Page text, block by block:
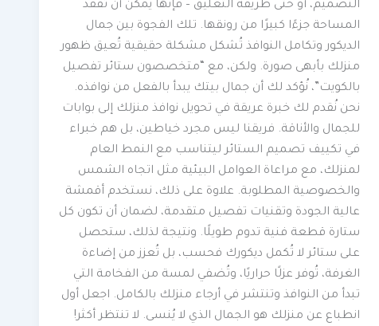
التصميم، أو حتى طريقة التعليق – فإنها يمكن أن تُفقد
المساحة جزءًا كبيرًا من رونقها. تلك الفجوة بين جمال
الديكور وتكامل النوافذ تُشكل مشكلة حقيقية تُعيق ظهور
منزلك بأبهى صورة. ولكن، مع “متخصصون ستائر تفصيل
بالكويت”، نُؤكد لك أن جمال بيتك يبدأ بالفعل من نوافذه.
نحن نُقدم لك خبرة عريقة في تحويل نوافذ منزلك إلى بوابات
للجمال والأناقة. فريقنا ليس مجرد خياطين، بل هم خبراء
في تكييف تصميم الستائر ليتناسب مع النمط العام
لمنزلك، مع مراعاة العوامل البيئية مثل اتجاه الشمس
والخصوصية المطلوبة. علاوة على ذلك، نستخدم أقمشة
عالية الجودة وتقنيات تفصيل متقدمة، لضمان أن تكون كل
ستارة قطعة فنية تدوم طويلًا. ونتيجة لذلك، ستحصل
على ستائر لا تُكمل ديكورك فحسب، بل تُعزز من إضاءة
الغرفة، تُوفر عزلًا حراريًا، وتُضفي لمسة من الفخامة التي
تبدأ من النوافذ وتنتشر في أرجاء منزلك بالكامل. اجعل أول
انطباع عن منزلك هو الجمال الذي لا يُنسى. لا تنتظر أكثر!